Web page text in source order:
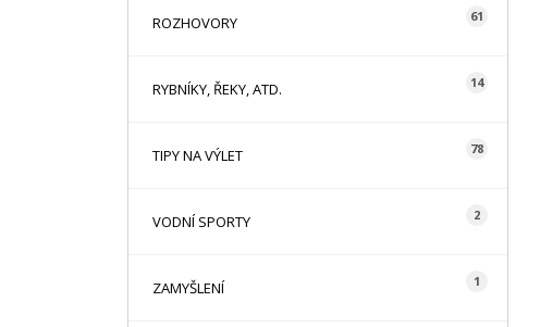
ROZHOVORY 61
RYBNÍKY, ŘEKY, ATD. 14
TIPY NA VÝLET 78
VODNÍ SPORTY 2
ZAMYŠLENÍ 1